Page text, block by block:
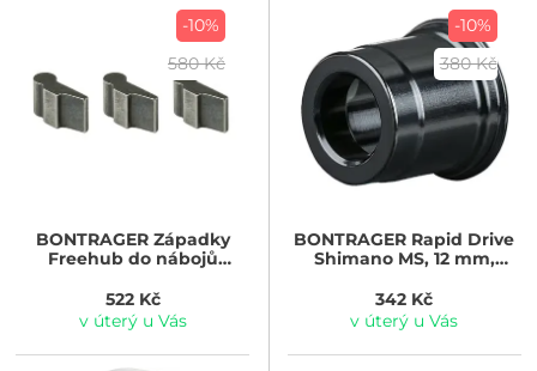
-10%
580 Kč
BONTRAGERZápadky
Freehub do nábojů
522 Kč
v úterý u Vás
-10%
380 Kč
BONTRAGER Rapid Drive
Shimano MS, 12 mm,
342 Kč
v úterý u Vás